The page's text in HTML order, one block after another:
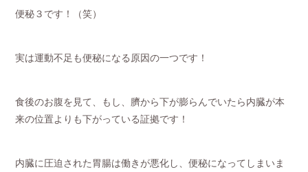
便秘３です！（笑）
実は運動不足も便秘になる原因の一つです！
食後のお腹を見て、もし、臍から下が膨らんでいたら内臓が本
来の位置よりも下がっている証拠です！
内臓に圧迫された胃腸は働きが悪化し、便秘になってしまいま